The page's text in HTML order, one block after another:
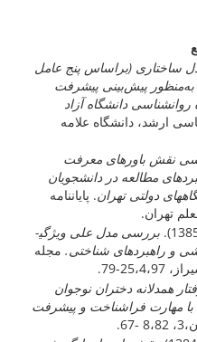
ساختاری (براساس پنج عامل
پیش‌بینی پیشرفت
دانشگاه آزاد
ارشد، دانشگاه علامه
نقش باورهای معرفت
مطالعه در دانشجویان
دولتی تهران. پایان­نامه
تهران.
بررسی مدل علی ویژگی­
و راهبردهای شناختی. مجله
79.
همدلانه دختران نوجوان
با مهارت فراشناخت و پیشرفت
67.